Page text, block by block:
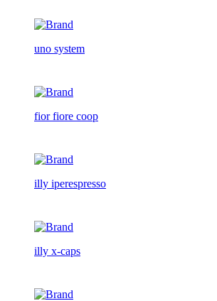
uno system
fior fiore coop
illy iperespresso
illy x-caps